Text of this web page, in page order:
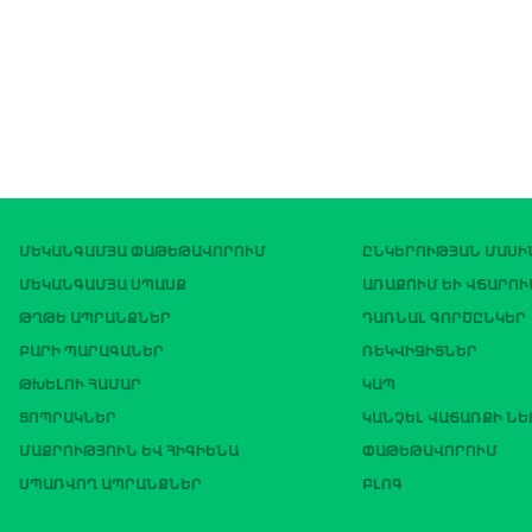
ՄԵԿԱՆԳԱՄՅԱ ՓԱԹԵԹԱՎՈՐՈՒՄ
ՄԵԿԱՆԳԱՄՅԱ ՍՊԱՍՔ
ԹՂԹԵ ԱՊՐԱՆՔՆԵՐ
ԲԱՐԻ ՊԱՐԱԳԱՆԵՐ
ԹԽԵԼՈՒ ՀԱՄԱՐ
ՏՈՊՐԱԿՆԵՐ
ՄԱՔՐՈՒԹՅՈՒՆ ԵՎ ՀԻԳԻԵՆԱ
ՍՊԱՌՎՈՂ ԱՊՐԱՆՔՆԵՐ
ԸՆԿԵՐՈՒԹՅԱՆ
ԱՌԱՔՈՒՄ ԵՒ
ԴԱՌՆԱԼ ԳՈՐԾԸՆԿԵՐ
ՌԵԿՎԻԶԻՏՆԵՐ
ԿԱՊ
ԿԱՆՉԵԼ ՎԱՃԱՌՔԻ
ՓԱԹԵԹԱՎՈՐՈՒՄ
ԲԼՈԳ